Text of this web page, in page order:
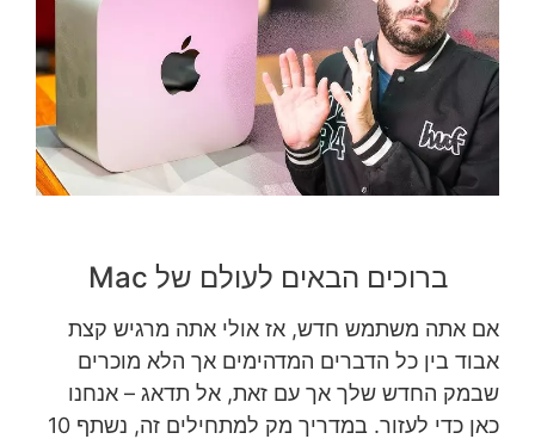
ברוכים הבאים לעולם של Mac
אם אתה משתמש חדש, אז אולי אתה מרגיש קצת
אבוד בין כל הדברים המדהימים אך הלא מוכרים
שבמק החדש שלך אך עם זאת, אל תדאג – אנחנו
כאן כדי לעזור. במדריך מק למתחילים זה, נשתף 10